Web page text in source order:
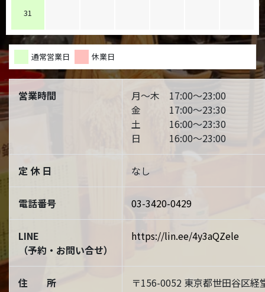
31
通常営業日 休業日
営業時間
月～木 17:00～23:00
金 17:00～23:30
土 16:00～23:30
日 16:00～23:00
定 休 日 なし
電話番号 03-3420-0429
LINE
（予約・お問い合せ）
https://lin.ee/4y3aQZele
住 所 〒156-0052 東京都世田谷区